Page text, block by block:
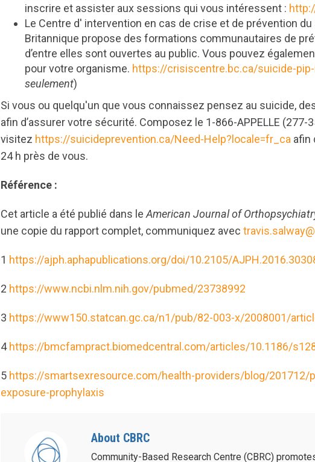
inscrire et assister aux sessions qui vous intéressent :
Le Centre d' intervention en cas de crise et de prévention
Britannique propose des formations communautaires de
d’entre elles sont ouvertes au public. Vous pouvez
pour votre organisme. https://crisiscentre.bc.ca/suicide-
seulement)
Si vous ou quelqu'un que vous connaissez pensez au suicide,
afin d’assurer votre sécurité. Composez le 1-866-APPELLE (277-
visitez https://suicideprevention.ca/Need-Help?locale=fr_ca afin
24 h près de vous.
Référence :
Cet article a été publié dans le American Journal of
une copie du rapport complet, communiquez avec
1 https://ajph.aphapublications.org/doi/10.2105/
2 https://www.ncbi.nlm.nih.gov/pubmed/23738992
3 https://www150.statcan.gc.ca/n1/pub/82-003-x/2008001/
4 https://bmcfampract.biomedcentral.com/articles/10.1186/
5 https://smartsexresource.com/health-providers/blog/201712/
exposure-prophylaxis
About CBRC
Community-Based Research Centre (CBRC)